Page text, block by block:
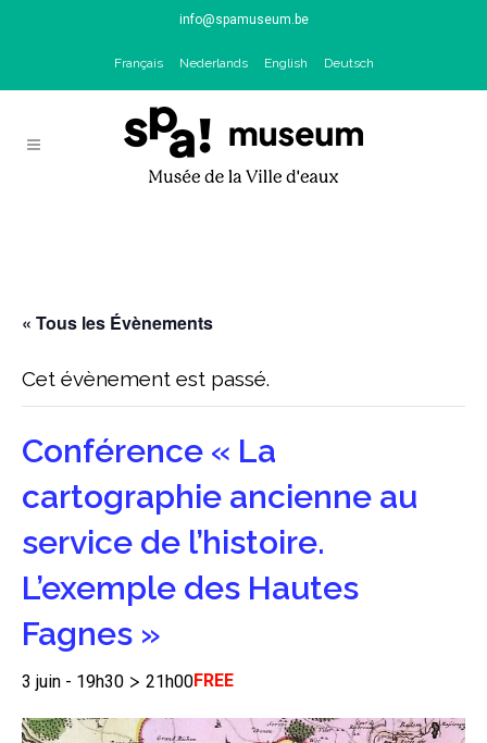
info@spamuseum.be
Français Nederlands English Deutsch
« Tous les Évènements
Cet évènement est passé.
Conférence « La
cartographie ancienne au
service de l’histoire.
L’exemple des Hautes
Fagnes »
3 juin - 19h30 > 21h00FREE